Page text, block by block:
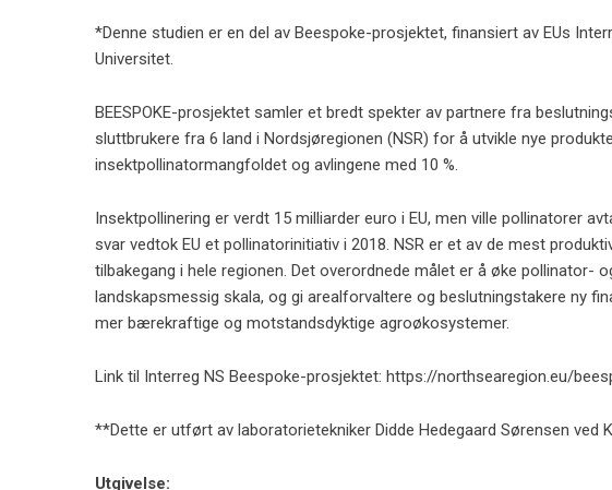
*Denne studien er en del av Beespoke-prosjektet, finansiert av EUs
Universitet.
BEESPOKE-prosjektet samler et bredt spekter av partnere fra
sluttbrukere fra 6 land i Nordsjøregionen (NSR) for å utvikle nye
insektpollinatormangfoldet og avlingene med 10 %.
Insektpollinering er verdt 15 milliarder euro i EU, men ville pollinatorer
svar vedtok EU et pollinatorinitiativ i 2018. NSR er et av de mest
tilbakegang i hele regionen. Det overordnede målet er å øke pollinator-
landskapsmessig skala, og gi arealforvaltere og beslutningstakere ny
mer bærekraftige og motstandsdyktige agroøkosystemer.
Link til Interreg NS Beespoke-prosjektet: https://northsearegion.eu/
**Dette er utført av laboratorietekniker Didde Hedegaard Sørensen ved
Utgivelse: